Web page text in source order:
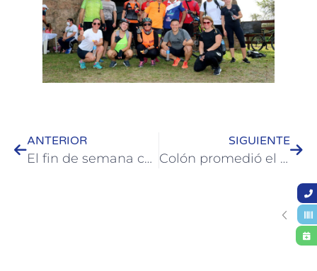
ANTERIOR
El fin de semana continuó la feria de productores en el puerto y diversas actividades
SIGUIENTE
Colón promedió el 83 por ciento de ocupación el pasado fin de semana